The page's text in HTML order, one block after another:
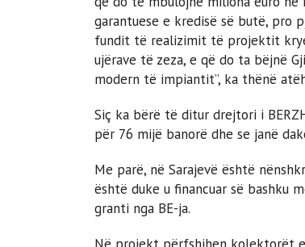
garantuese e kredisë së butë, pro
fundit të realizimit të projektit
ujërave të zeza, e që do ta bëjnë
modern të impiantit”, ka thënë
Siç ka bërë të ditur drejtori i
për 76 mijë banorë dhe se janë
Me parë, në Sarajevë është
është duke u financuar së bashku
granti nga BE-ja.